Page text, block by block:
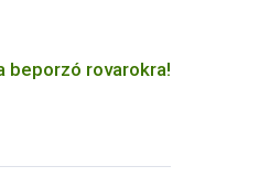
beporzó rovarokra!